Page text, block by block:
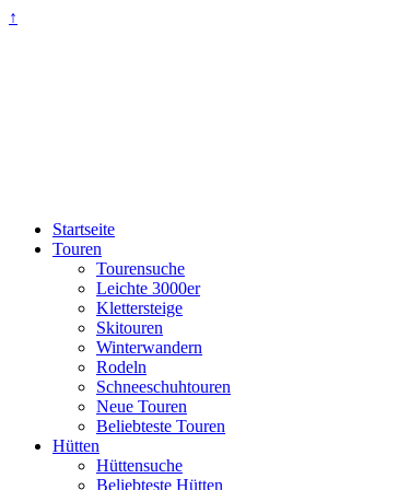
↑
Startseite
Touren
Tourensuche
Leichte 3000er
Klettersteige
Skitouren
Winterwandern
Rodeln
Schneeschuhtouren
Neue Touren
Beliebteste Touren
Hütten
Hüttensuche
Beliebteste Hütten